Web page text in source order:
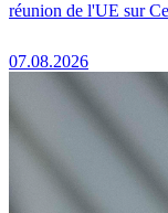
réunion de l'UE sur
07.08.2026